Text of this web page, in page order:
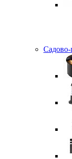
Садово-